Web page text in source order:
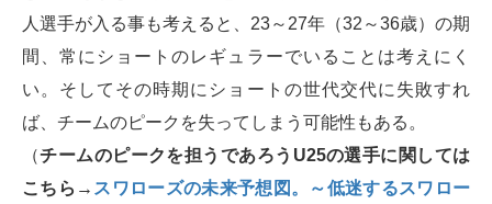
人選手が入る事も考えると、23～27年（32～36歳）の期
間、常にショートのレギュラーでいることは考えにく
い。そしてその時期にショートの世代交代に失敗すれ
ば、チームのピークを失ってしまう可能性もある。
（チームのピークを担うであろうU25の選手に関しては
こちら→ スワローズの未来予想図。～低迷するスワロー